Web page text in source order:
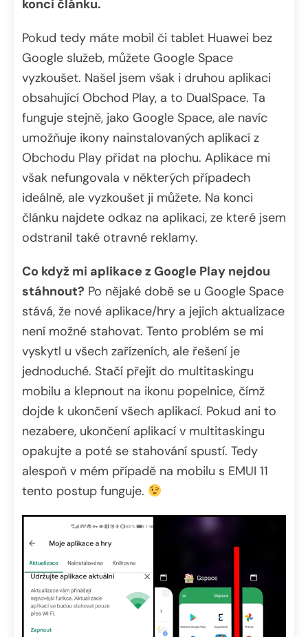
konci článku.
Pokud tedy máte mobil či tablet Huawei bez
Google služeb, můžete Google Space
vyzkoušet. Našel jsem však i druhou aplikaci
obsahující Obchod Play, a to DualSpace. Ta
funguje stejně, jako Google Space, ale navíc
umožňuje ikony nainstalovaných aplikací z
Obchodu Play přidat na plochu. Aplikace mi
však nefungovala v některých případech
ideálně, ale vyzkoušet ji můžete. Na konci
článku najdete odkaz na aplikaci, ze které jsem
odstranil také otravné reklamy.
Co když mi aplikace z Google Play nejdou
stáhnout? Po nějaké době se u Google Space
stává, že nové aplikace/hry a jejich aktualizace
není možné stahovat. Tento problém se mi
vyskytl u všech zařízeních, ale řešení je
jednoduché. Stačí přejít do multitaskingu
mobilu a klepnout na ikonu popelnice, čímž
dojde k ukončení všech aplikací. Pokud ani to
nezabere, ukončení aplikací v multitaskingu
opakujte a poté se stahování spustí. Tedy
alespoň v mém případě na mobilu s EMUI 11
tento postup funguje.